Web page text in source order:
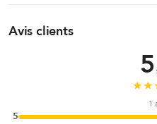
Avis clients
★★
1
5